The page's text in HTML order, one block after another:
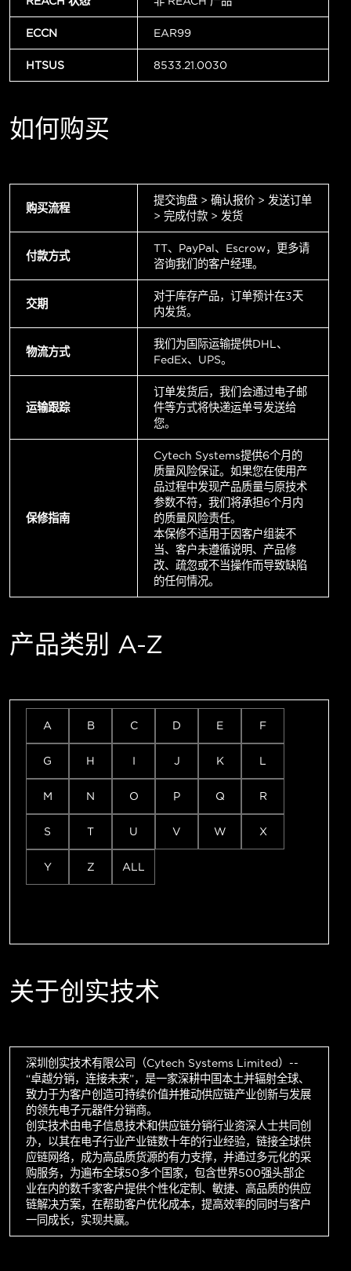
ECCN EAR99
HTSUS 8533.21.0030
如何购买
购买流程
提交询盘 > 确认报价 > 发送订单
> 完成付款 > 发货
付款方式
TT、PayPal、Escrow，更多请
咨询我们的客户经理。
交期
对于库存产品，订单预计在3天
内发货。
物流方式
我们为国际运输提供DHL、
FedEx、UPS。
运输跟踪
订单发货后，我们会通过电子邮
件等方式将快递运单号发送给
您。
保修指南
Cytech Systems提供6个月的
质量风险保证。如果您在使用产
品过程中发现产品质量与原技术
参数不符，我们将承担6个月内
的质量风险责任。
本保修不适用于因客户组装不
当、客户未遵循说明、产品修
改、疏忽或不当操作而导致缺陷
的任何情况。
产品类别 A-Z
A B C D E F
G H I J K L
M N O P Q R
S T U V W X
Y Z ALL
关于创实技术
深圳创实技术有限公司（Cytech Systems Limited）--
“卓越分销，连接未来”，是一家深耕中国本土并辐射全球、
致力于为客户创造可持续价值并推动供应链产业创新与发展
的领先电子元器件分销商。
创实技术由电子信息技术和供应链分销行业资深人士共同创
办，以其在电子行业产业链数十年的行业经验，链接全球供
应链网络，成为高品质货源的有力支撑，并通过多元化的采
购服务，为遍布全球50多个国家，包含世界500强头部企
业在内的数千家客户提供个性化定制、敏捷、高品质的供应
链解决方案，在帮助客户优化成本，提高效率的同时与客户
一同成长，实现共赢。